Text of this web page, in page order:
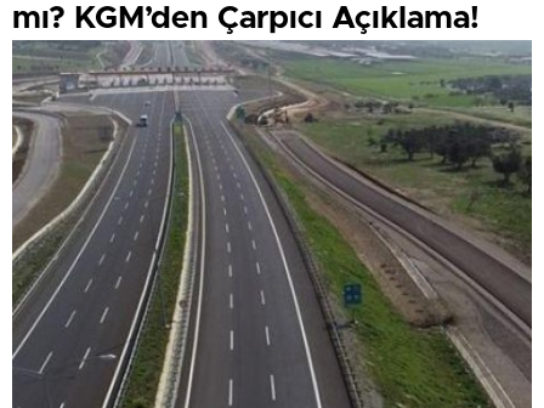
mı? KGM’den Çarpıcı Açıklama!